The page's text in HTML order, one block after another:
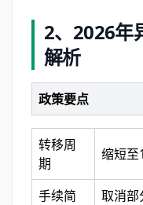
2、 2026年
解析
政策要点
转移周
期
缩短至
手续简
取消部